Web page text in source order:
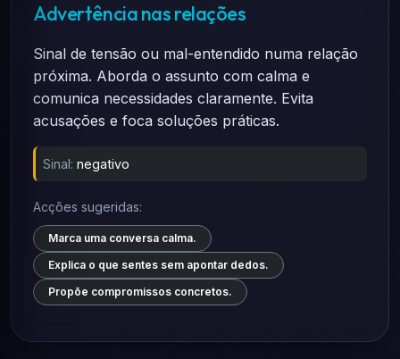
Advertência nas relações
Sinal de tensão ou mal-entendido numa relação
próxima. Aborda o assunto com calma e
comunica necessidades claramente. Evita
acusações e foca soluções práticas.
Sinal: negativo
Acções sugeridas:
Marca uma conversa calma.
Explica o que sentes sem apontar dedos.
Propõe compromissos concretos.